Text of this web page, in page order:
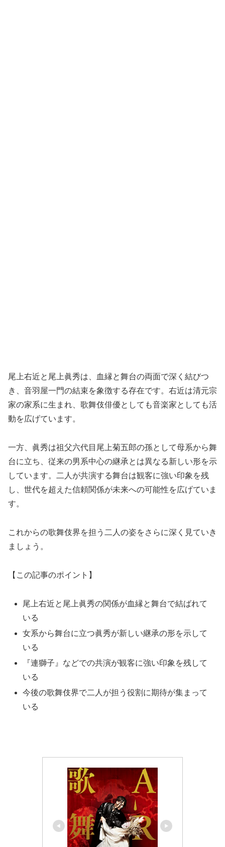
尾上右近と尾上眞秀は、血縁と舞台の両面で深く結びつ
き、音羽屋一門の結束を象徴する存在です。右近は清元宗
家の家系に生まれ、歌舞伎俳優としても音楽家としても活
動を広げています。
一方、眞秀は祖父六代目尾上菊五郎の孫として母系から舞
台に立ち、従来の男系中心の継承とは異なる新しい形を示
しています。二人が共演する舞台は観客に強い印象を残
し、世代を超えた信頼関係が未来への可能性を広げていま
す。
これからの歌舞伎界を担う二人の姿をさらに深く見ていき
ましょう。
【この記事のポイント】
尾上右近と尾上眞秀の関係が血縁と舞台で結ばれて
いる
女系から舞台に立つ眞秀が新しい継承の形を示して
いる
『連獅子』などでの共演が観客に強い印象を残して
いる
今後の歌舞伎界で二人が担う役割に期待が集まって
いる